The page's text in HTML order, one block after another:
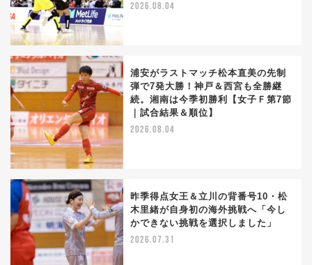
2026.08.04
浦安がラストマッチ松本直美の先制
弾で7発大勝！神戸＆西宮も全勝継
続。湘南は今季初勝利【女子Ｆ第7節
｜試合結果＆順位】
2026.08.04
昨季得点女王＆立川の背番号10・松
木里緒が自身初の海外挑戦へ「今し
かできない挑戦を選択しました」
2026.07.31